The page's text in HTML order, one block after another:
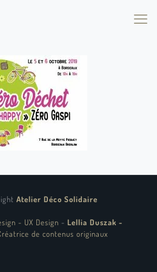
Atelier Déco Solidaire
- UX Design - Lellia Duszak -
de contenus originaux